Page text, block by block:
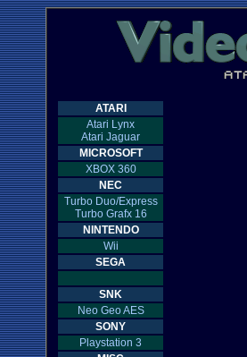
ATARI
Atari Lynx
Atari Jaguar
MICROSOFT
XBOX 360
NEC
Turbo Duo/Express
Turbo Grafx 16
NINTENDO
Wii
SEGA
SNK
Neo Geo AES
SONY
Playstation 3